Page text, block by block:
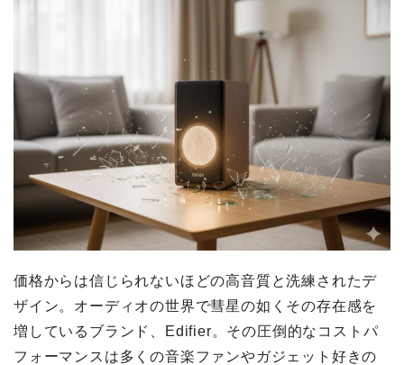
価格からは信じられないほどの高音質と洗練されたデ
ザイン。オーディオの世界で彗星の如くその存在感を
増しているブランド、Edifier。その圧倒的なコストパ
フォーマンスは多くの音楽ファンやガジェット好きの